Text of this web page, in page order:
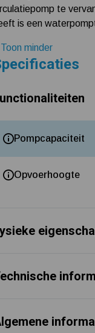
te
is een
minder
Pompcapaciteit
Opvoerhoogte